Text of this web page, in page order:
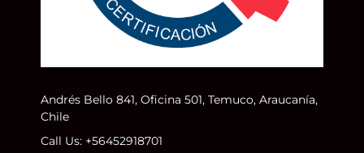
Andrés Bello 841, Oficina 501, Temuco, Araucanía,
Chile
Call Us: +56452918701